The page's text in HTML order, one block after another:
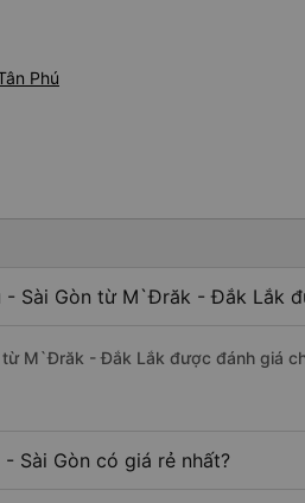
Phú
- Sài Gòn từ M`Đrăk - Đắk Lắk
từ M`Đrăk - Đắk Lắk được đánh giá
Sài Gòn có giá rẻ nhất?